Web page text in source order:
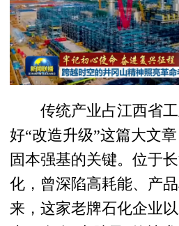
传统产业占江西省工
好“改造升级”这篇大文
固本强基的关键。位于
化，曾深陷高耗能、产
来，这家老牌石化企业